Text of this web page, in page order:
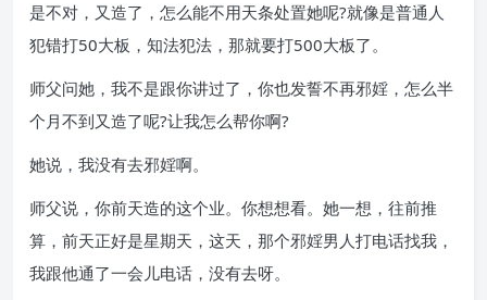
是不对，又造了，怎么能不用天条处置她呢?就像是普通人
犯错打50大板，知法犯法，那就要打500大板了。
师父问她，我不是跟你讲过了，你也发誓不再邪婬，怎么半
个月不到又造了呢?让我怎么帮你啊?
她说，我没有去邪婬啊。
师父说，你前天造的这个业。你想想看。她一想，往前推
算，前天正好是星期天，这天，那个邪婬男人打电话找我，
我跟他通了一会儿电话，没有去呀。